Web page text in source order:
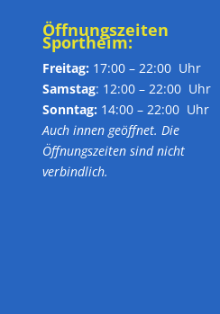
Öffnungszeiten
Sportheim:
Freitag: 17:00 – 22:00 Uhr
Samstag: 12:00 – 22:00 Uhr
Sonntag: 14:00 – 22:00 Uhr
Auch innen geöffnet. Die
Öffnungszeiten sind nicht
verbindlich.